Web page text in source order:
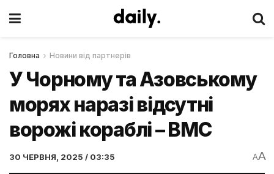
Головна Новини від партнерів
У Чорному та Азовському
морях наразі відсутні
ворожі кораблі – ВМС
30 ЧЕРВНЯ, 2025 / 03:35 AA